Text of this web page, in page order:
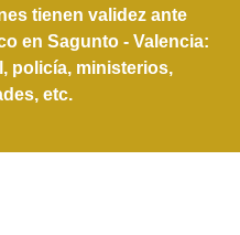
tienen validez ante
en Sagunto - Valencia:
policía, ministerios,
etc.